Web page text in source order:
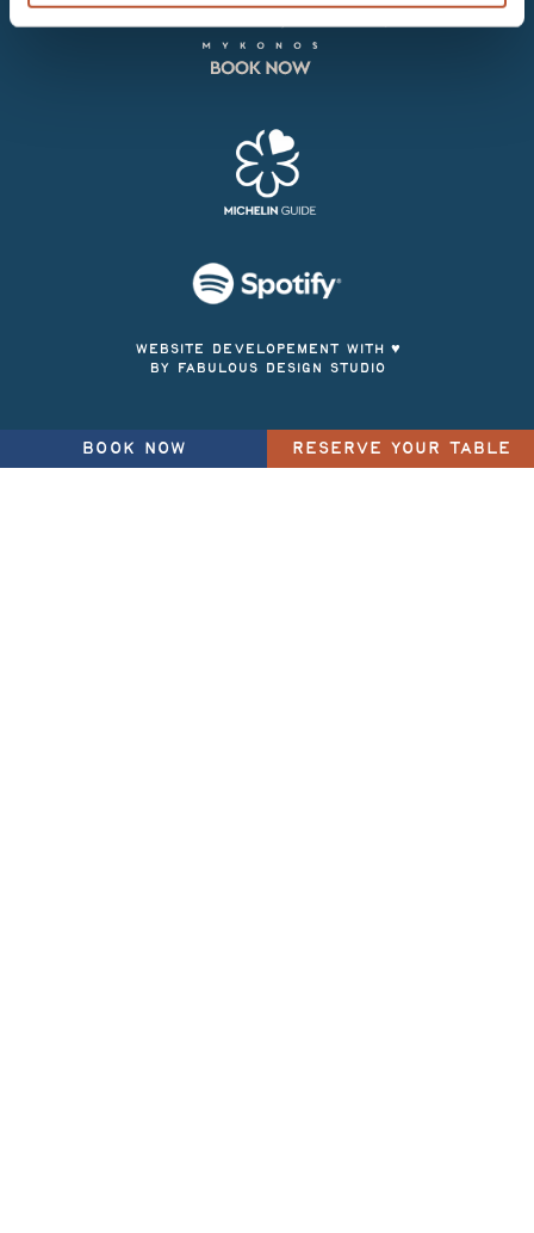
WEBSITE DEVELOPEMENT WITH ♥
BY FABULOUS DESIGN STUDIO
BOOK NOW RESERVE YOUR TABLE